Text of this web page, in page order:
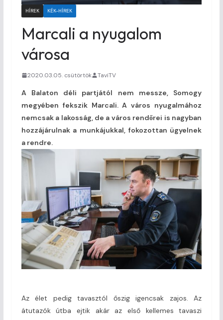
HÍREK KÉK-HÍREK
Marcali a nyugalom
városa
2020.03.05. csütörtök TaviTV
A Balaton déli partjától nem messze, Somogy
megyében fekszik Marcali. A város nyugalmához
nemcsak a lakosság, de a város rendőrei is nagyban
hozzájárulnak a munkájukkal, fokozottan ügyelnek
a rendre.
Az élet pedig tavasztól őszig igencsak zajos. Az
átutazók útba ejtik akár az első kellemes tavaszi